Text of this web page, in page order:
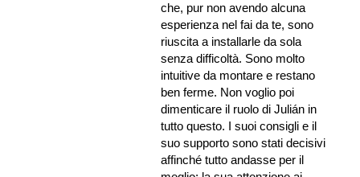
che, pur non avendo alcuna
esperienza nel fai da te, sono
riuscita a installarle da sola
senza difficoltà. Sono molto
intuitive da montare e restano
ben ferme. Non voglio poi
dimenticare il ruolo di Julián in
tutto questo. I suoi consigli e il
suo supporto sono stati decisivi
affinché tutto andasse per il